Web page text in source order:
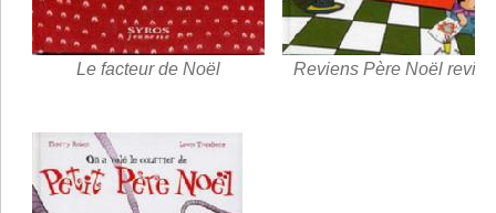
Le facteur de Noël Reviens Père Noël